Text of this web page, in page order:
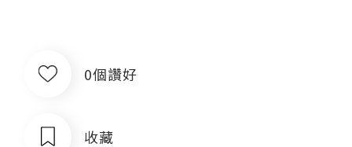
0個讚好
收藏